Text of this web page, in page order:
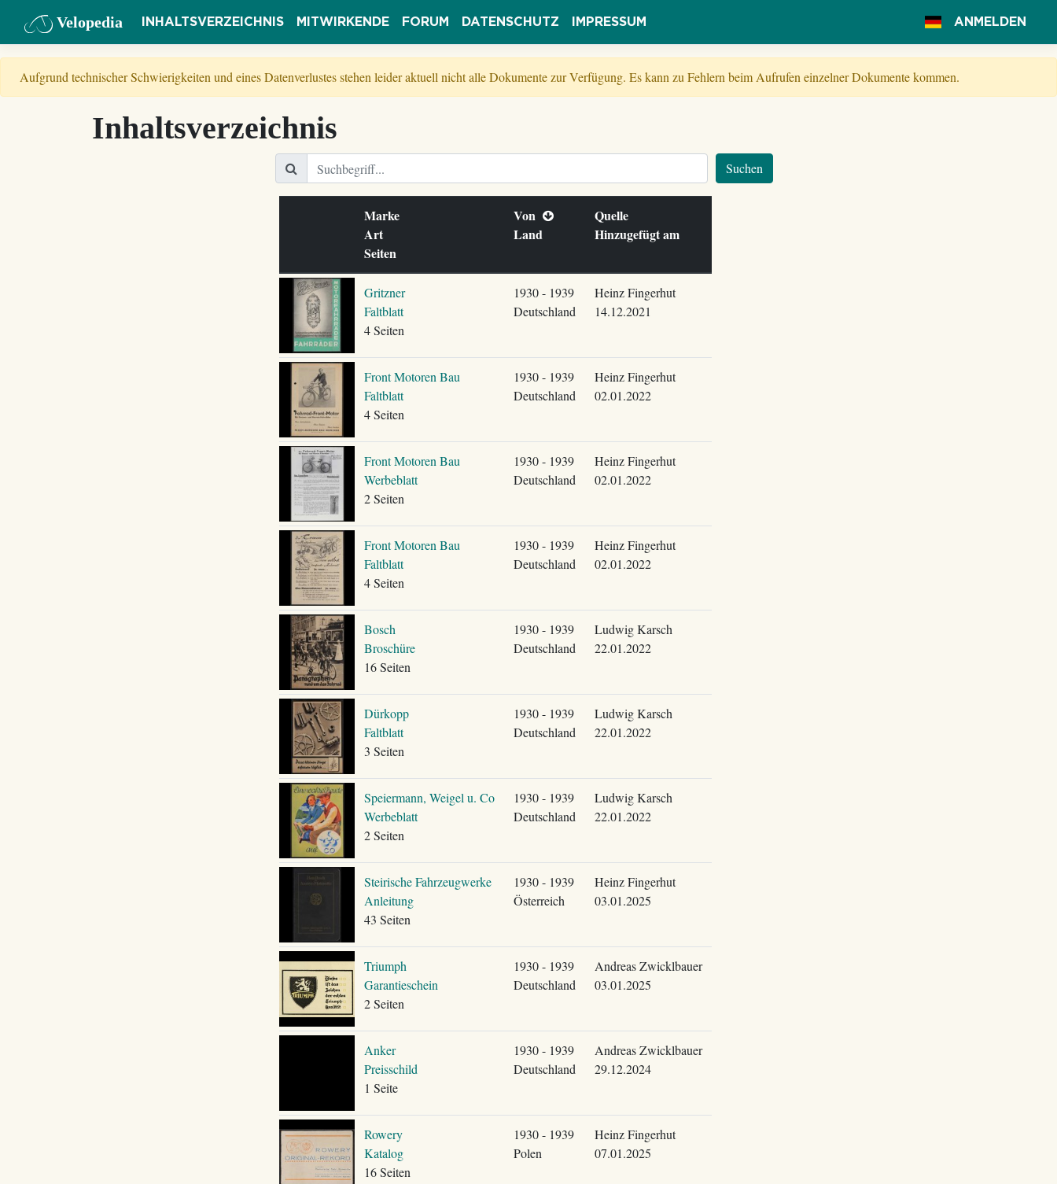
Velopedia INHALTSVERZEICHNIS MITWIRKENDE FORUM DATENSCHUTZ IMPRESSUM ANMELDEN
Aufgrund technischer Schwierigkeiten und eines Datenverlustes stehen leider aktuell nicht alle Dokumente zur Verfügung. Es kann zu Fehlern beim Aufrufen einzelner Dokumente kommen.
Inhaltsverzeichnis
Suchen
Marke
Art
Seiten
Von
Land
Quelle
Hinzugefügt am
Gritzner
Faltblatt
4 Seiten
1930 - 1939
Deutschland
Heinz Fingerhut
14.12.2021
Front Motoren Bau
Faltblatt
4 Seiten
1930 - 1939
Deutschland
Heinz Fingerhut
02.01.2022
Front Motoren Bau
Werbeblatt
2 Seiten
1930 - 1939
Deutschland
Heinz Fingerhut
02.01.2022
Front Motoren Bau
Faltblatt
4 Seiten
1930 - 1939
Deutschland
Heinz Fingerhut
02.01.2022
Bosch
Broschüre
16 Seiten
1930 - 1939
Deutschland
Ludwig Karsch
22.01.2022
Dürkopp
Faltblatt
3 Seiten
1930 - 1939
Deutschland
Ludwig Karsch
22.01.2022
Speiermann, Weigel u. Co
Werbeblatt
2 Seiten
1930 - 1939
Deutschland
Ludwig Karsch
22.01.2022
Steirische Fahrzeugwerke
Anleitung
43 Seiten
1930 - 1939
Österreich
Heinz Fingerhut
03.01.2025
Triumph
Garantieschein
2 Seiten
1930 - 1939
Deutschland
Andreas Zwicklbauer
03.01.2025
Anker
Preisschild
1 Seite
1930 - 1939
Deutschland
Andreas Zwicklbauer
29.12.2024
Rowery
Katalog
16 Seiten
1930 - 1939
Polen
Heinz Fingerhut
07.01.2025